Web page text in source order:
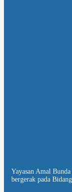
Yayasan Amal
bergerak pada